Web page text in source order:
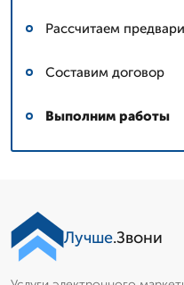
Рассчитаем
Составим договор
Выполним работы
Лучше.Звони